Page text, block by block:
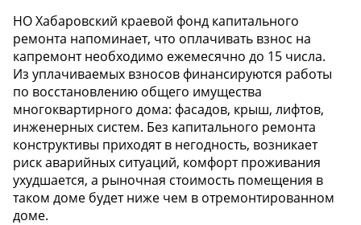
НО Хабаровский краевой фонд капитального
ремонта напоминает, что оплачивать взнос на
капремонт необходимо ежемесячно до 15 числа.
Из уплачиваемых взносов финансируются работы
по восстановлению общего имущества
многоквартирного дома: фасадов, крыш, лифтов,
инженерных систем. Без капитального ремонта
конструктивы приходят в негодность, возникает
риск аварийных ситуаций, комфорт проживания
ухудшается, а рыночная стоимость помещения в
таком доме будет ниже чем в отремонтированном
доме.